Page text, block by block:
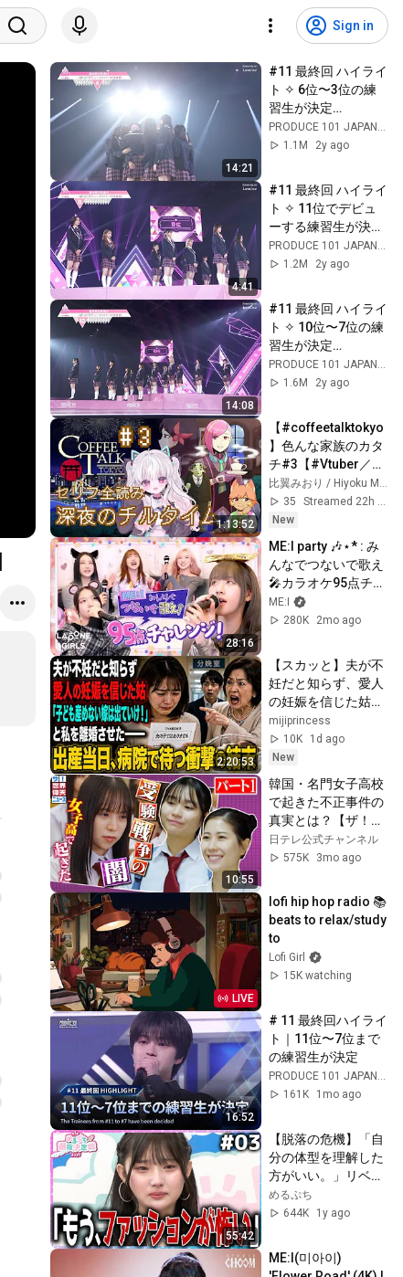
Sign in
14:21
#11 最終回 ハイライ
ト ✧ 6位〜3位の練
習生が決定
┊[PRODUCE 101
JAPAN THE GIRLS]
PRODUCE 101 JAPAN 新世界
1.1M
2y ago
4:41
#11 最終回 ハイライ
ト ✧ 11位でデビュ
ーする練習生が決定
┊[PRODUCE 101
JAPAN THE GIRLS]
PRODUCE 101 JAPAN 新世界
1.2M
2y ago
14:08
#11 最終回 ハイライ
ト ✧ 10位〜7位の練
習生が決定
┊[PRODUCE 101
JAPAN THE GIRLS]
PRODUCE 101 JAPAN 新世界
1.6M
2y ago
1:13:52
【#coffeetalktokyo
】色んな家族のカタ
チ#3【#Vtuber／#
比翼みおり】
35
New
28:16
ME:I party 🎶⋆* : み
んなでつないで歌え
🎤カラオケ95点チャ
レンジ🌟
ME:I
280K
2mo ago
2:20:53
【スカッと】夫が不
妊だと知らず、愛人
の妊娠を信じた姑。
「子どもを産めない
嫁は出て行け！」と
私を離婚させた――
出産当日、病院で待
っていたのは想像も
しない結末だっ
た……。
mijiprincess
10K
1d ago
New
10:55
韓国・名門女子高校
で起きた不正事件の
真実とは？【ザ！世
界仰天ニュース】
日テレ公式チャンネル
575K
3mo ago
LIVE
lofi hip hop radio 📚
beats to relax/study
to
Lofi Girl
15K watching
16:52
# 11 最終回ハイライ
ト｜11位〜7位まで
の練習生が決定
PRODUCE 101 JAPAN 新世界
161K
1mo ago
55:42
【脱落の危機】「自
分の体型を理解した
方がいい。」リベン
ジに燃える自己プロ
デュース審査でまさ
ンドであと２人脱
落。【めるぷち選抜
めるぷち
644K
1y ago
ME:I(미아이)